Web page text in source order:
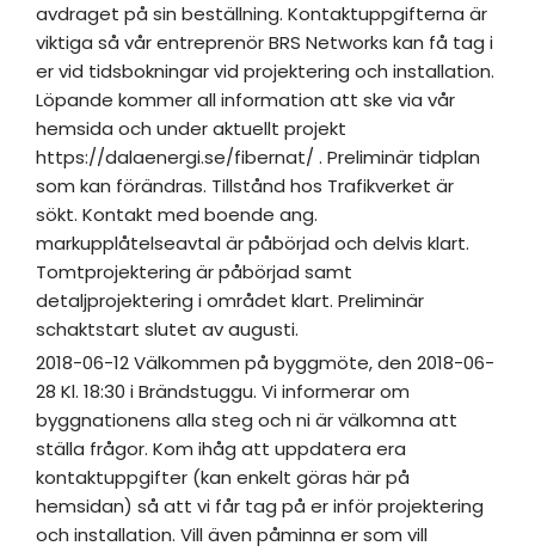
avdraget på sin beställning. Kontaktuppgifterna är
viktiga så vår entreprenör BRS Networks kan få tag i
er vid tidsbokningar vid projektering och installation.
Löpande kommer all information att ske via vår
hemsida och under aktuellt projekt
https://dalaenergi.se/fibernat/ . Preliminär tidplan
som kan förändras. Tillstånd hos Trafikverket är
sökt. Kontakt med boende ang.
markupplåtelseavtal är påbörjad och delvis klart.
Tomtprojektering är påbörjad samt
detaljprojektering i området klart. Preliminär
schaktstart slutet av augusti.
2018-06-12 Välkommen på byggmöte, den 2018-06-
28 Kl. 18:30 i Brändstuggu. Vi informerar om
byggnationens alla steg och ni är välkomna att
ställa frågor. Kom ihåg att uppdatera era
kontaktuppgifter (kan enkelt göras här på
hemsidan) så att vi får tag på er inför projektering
och installation. Vill även påminna er som vill